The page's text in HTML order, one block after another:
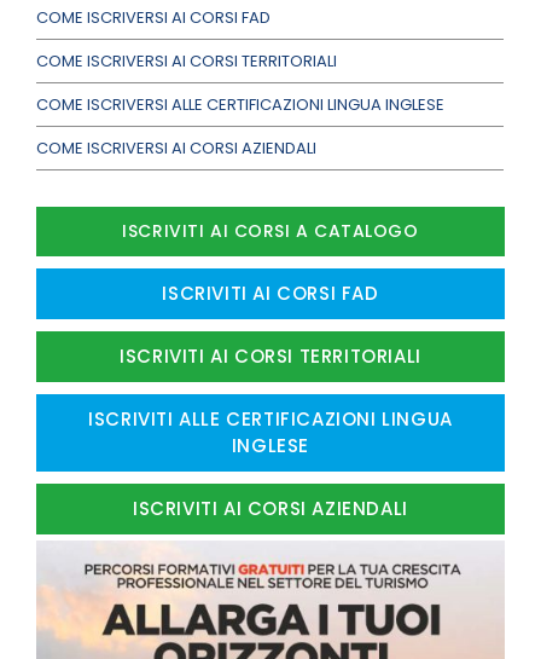
COME ISCRIVERSI AI CORSI FAD
COME ISCRIVERSI AI CORSI TERRITORIALI
COME ISCRIVERSI ALLE CERTIFICAZIONI LINGUA INGLESE
COME ISCRIVERSI AI CORSI AZIENDALI
ISCRIVITI AI CORSI A CATALOGO
ISCRIVITI AI CORSI FAD
ISCRIVITI AI CORSI TERRITORIALI
ISCRIVITI ALLE CERTIFICAZIONI LINGUA
INGLESE
ISCRIVITI AI CORSI AZIENDALI